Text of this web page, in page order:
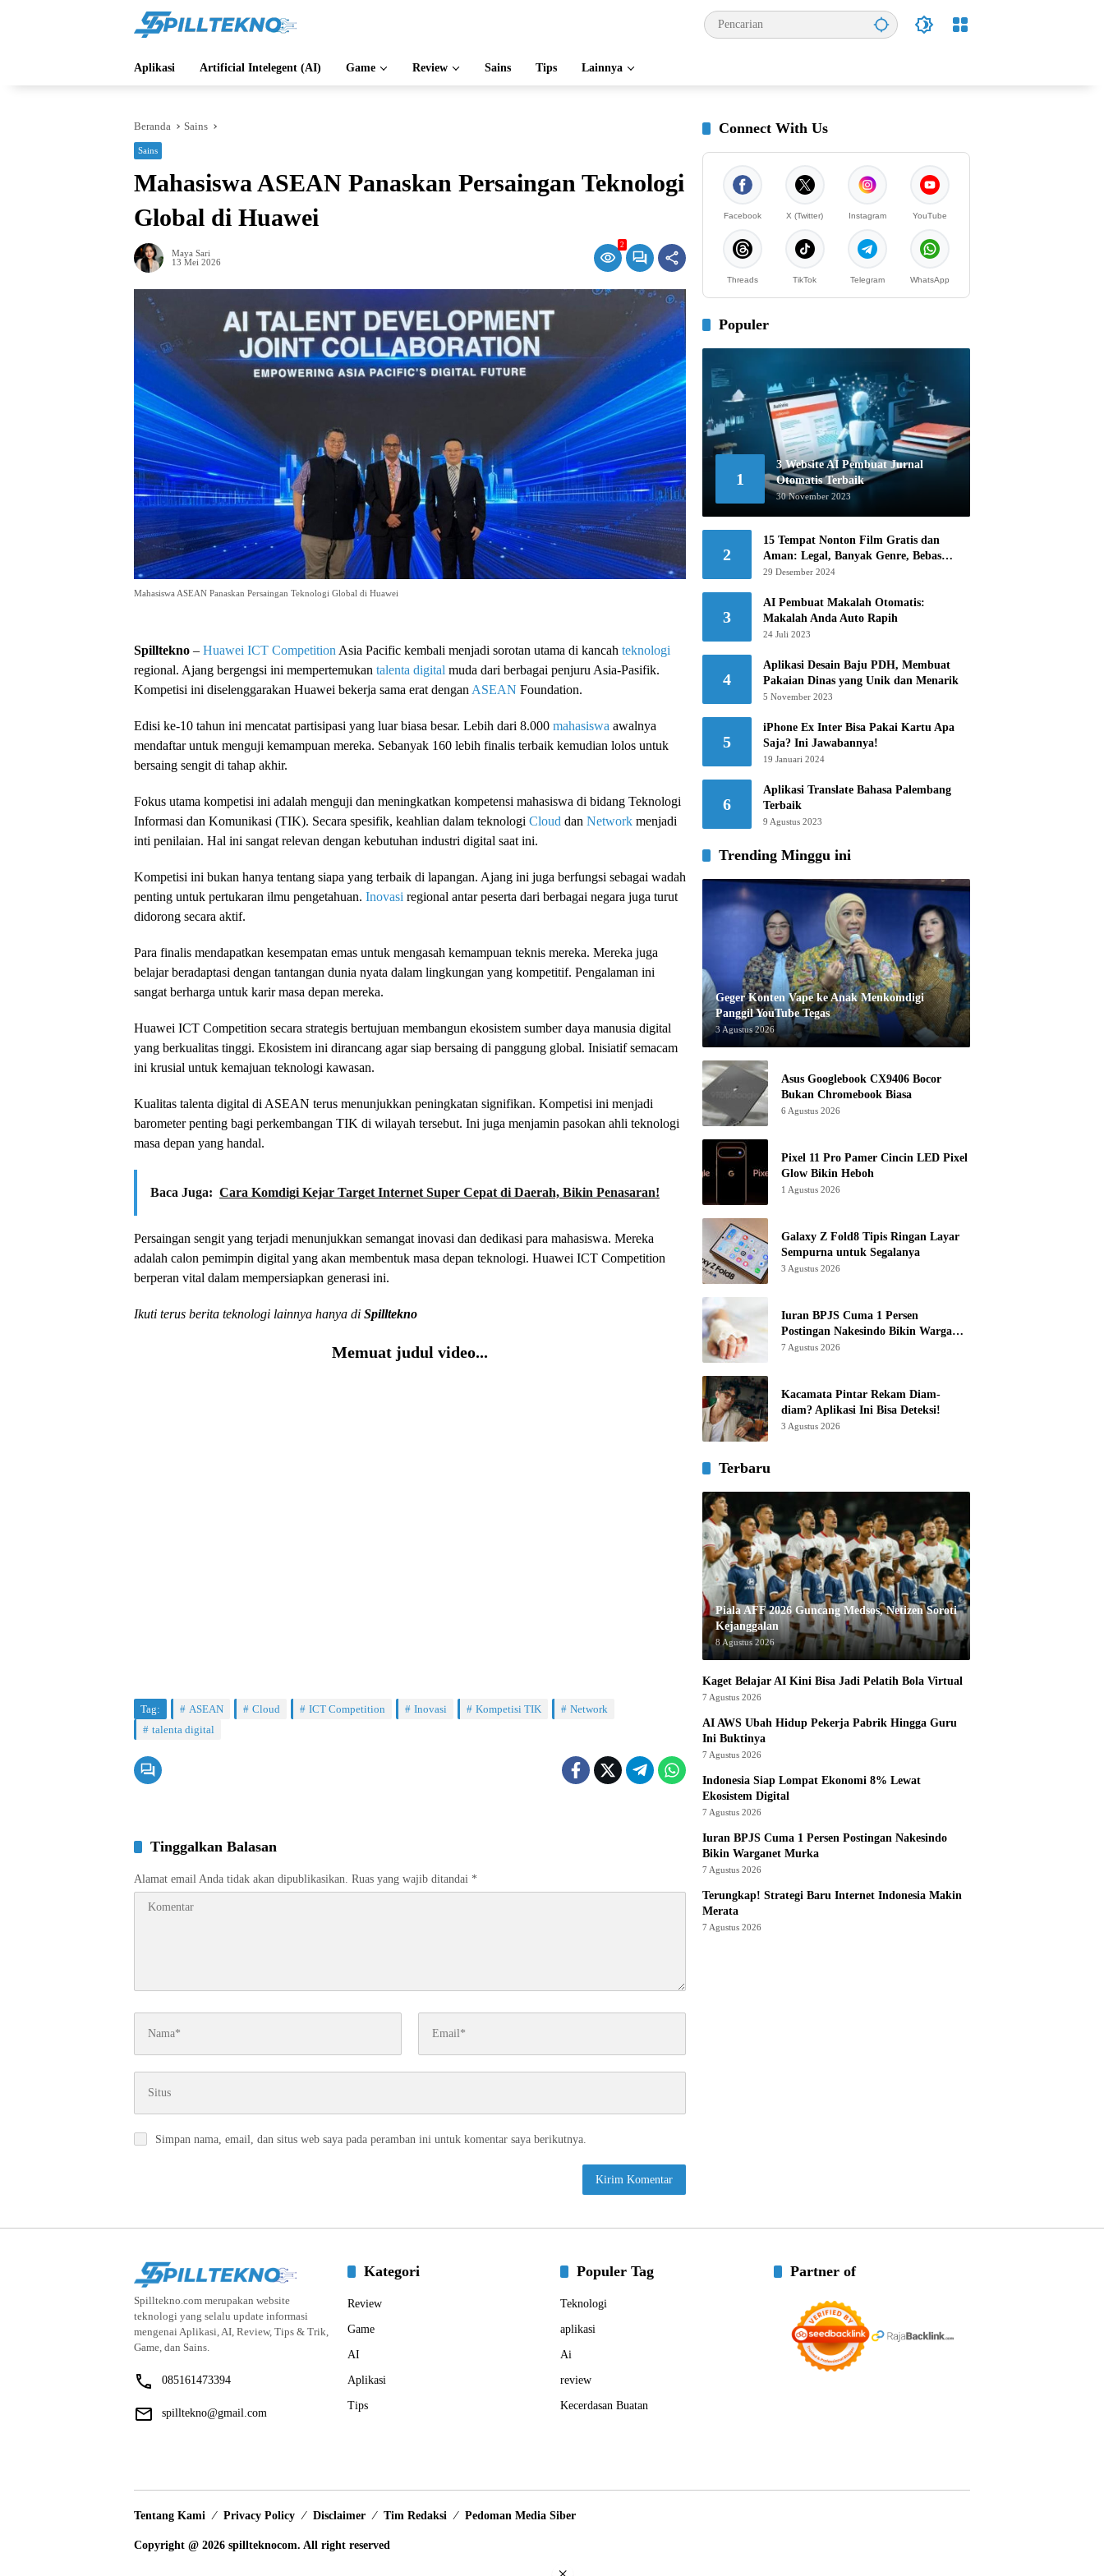
Aplikasi Artificial Intelegent (AI) Game Review Sains Tips Lainnya
Beranda Sains
Sains
Mahasiswa ASEAN Panaskan Persaingan Teknologi
Global di Huawei
Maya Sari
13 Mei 2026
2
Mahasiswa ASEAN Panaskan Persaingan Teknologi Global di Huawei
Spilltekno – Huawei ICT Competition Asia Pacific kembali menjadi sorotan utama di kancah teknologi
regional. Ajang bergengsi ini mempertemukan talenta digital muda dari berbagai penjuru Asia-Pasifik.
Kompetisi ini diselenggarakan Huawei bekerja sama erat dengan ASEAN Foundation.
Edisi ke-10 tahun ini mencatat partisipasi yang luar biasa besar. Lebih dari 8.000 mahasiswa awalnya
mendaftar untuk menguji kemampuan mereka. Sebanyak 160 lebih finalis terbaik kemudian lolos untuk
bersaing sengit di tahap akhir.
Fokus utama kompetisi ini adalah menguji dan meningkatkan kompetensi mahasiswa di bidang Teknologi
Informasi dan Komunikasi (TIK). Secara spesifik, keahlian dalam teknologi Cloud dan Network menjadi
inti penilaian. Hal ini sangat relevan dengan kebutuhan industri digital saat ini.
Kompetisi ini bukan hanya tentang siapa yang terbaik di lapangan. Ajang ini juga berfungsi sebagai wadah
penting untuk pertukaran ilmu pengetahuan. Inovasi regional antar peserta dari berbagai negara juga turut
didorong secara aktif.
Para finalis mendapatkan kesempatan emas untuk mengasah kemampuan teknis mereka. Mereka juga
belajar beradaptasi dengan tantangan dunia nyata dalam lingkungan yang kompetitif. Pengalaman ini
sangat berharga untuk karir masa depan mereka.
Huawei ICT Competition secara strategis bertujuan membangun ekosistem sumber daya manusia digital
yang berkualitas tinggi. Ekosistem ini dirancang agar siap bersaing di panggung global. Inisiatif semacam
ini krusial untuk kemajuan teknologi kawasan.
Kualitas talenta digital di ASEAN terus menunjukkan peningkatan signifikan. Kompetisi ini menjadi
barometer penting bagi perkembangan TIK di wilayah tersebut. Ini juga menjamin pasokan ahli teknologi
masa depan yang handal.
Baca Juga: Cara Komdigi Kejar Target Internet Super Cepat di Daerah, Bikin Penasaran!
Persaingan sengit yang terjadi menunjukkan semangat inovasi dan dedikasi para mahasiswa. Mereka
adalah calon pemimpin digital yang akan membentuk masa depan teknologi. Huawei ICT Competition
berperan vital dalam mempersiapkan generasi ini.
Ikuti terus berita teknologi lainnya hanya di Spilltekno
Memuat judul video...
Tag: ASEAN Cloud ICT Competition Inovasi Kompetisi TIK
Network
talenta digital
Tinggalkan Balasan
Alamat email Anda tidak akan dipublikasikan. Ruas yang wajib ditandai *
Simpan nama, email, dan situs web saya pada peramban ini untuk komentar saya berikutnya.
Connect With Us
Facebook X (Twitter) Instagram YouTube
Threads TikTok Telegram WhatsApp
Populer
1
3 Website AI Pembuat Jurnal
Otomatis Terbaik
30 November 2023
2
15 Tempat Nonton Film Gratis dan
Aman: Legal, Banyak Genre, Bebas
Khawatir!
29 Desember 2024
3
AI Pembuat Makalah Otomatis:
Makalah Anda Auto Rapih
24 Juli 2023
4
Aplikasi Desain Baju PDH, Membuat
Pakaian Dinas yang Unik dan Menarik
5 November 2023
5
iPhone Ex Inter Bisa Pakai Kartu Apa
Saja? Ini Jawabannya!
19 Januari 2024
6
Aplikasi Translate Bahasa Palembang
Terbaik
9 Agustus 2023
Trending Minggu ini
Geger Konten Vape ke Anak Menkomdigi
Panggil YouTube Tegas
3 Agustus 2026
Asus Googlebook CX9406 Bocor
Bukan Chromebook Biasa
6 Agustus 2026
Pixel 11 Pro Pamer Cincin LED Pixel
Glow Bikin Heboh
1 Agustus 2026
Galaxy Z Fold8 Tipis Ringan Layar
Sempurna untuk Segalanya
3 Agustus 2026
Iuran BPJS Cuma 1 Persen
Postingan Nakesindo Bikin Warganet
Murka
7 Agustus 2026
Kacamata Pintar Rekam Diam-
diam? Aplikasi Ini Bisa Deteksi!
3 Agustus 2026
Terbaru
Piala AFF 2026 Guncang Medsos, Netizen Soroti
Kejanggalan
8 Agustus 2026
Kaget Belajar AI Kini Bisa Jadi Pelatih Bola Virtual
7 Agustus 2026
AI AWS Ubah Hidup Pekerja Pabrik Hingga Guru
Ini Buktinya
7 Agustus 2026
Indonesia Siap Lompat Ekonomi 8% Lewat
Ekosistem Digital
7 Agustus 2026
Iuran BPJS Cuma 1 Persen Postingan Nakesindo
Bikin Warganet Murka
7 Agustus 2026
Terungkap! Strategi Baru Internet Indonesia Makin
Merata
7 Agustus 2026
Spilltekno.com merupakan website
teknologi yang selalu update informasi
mengenai Aplikasi, AI, Review, Tips & Trik,
Game, dan Sains.
085161473394
spilltekno@gmail.com
Kategori
Review
Game
AI
Aplikasi
Tips
Populer Tag
Teknologi
aplikasi
Ai
review
Kecerdasan Buatan
Partner of
Tentang Kami Privacy Policy Disclaimer Tim Redaksi Pedoman Media Siber
Copyright @ 2026 spillteknocom. All right reserved